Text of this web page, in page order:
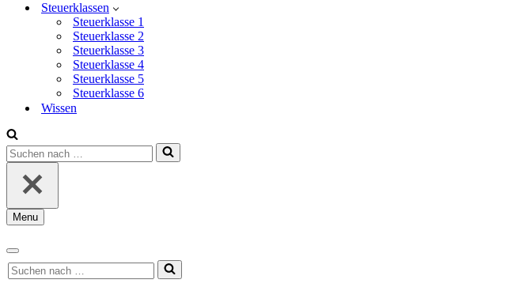
Steuerklassen
Steuerklasse 1
Steuerklasse 2
Steuerklasse 3
Steuerklasse 4
Steuerklasse 5
Steuerklasse 6
Wissen
Suchen
nach …
Menu
Navigationsmenü
Navigationsmenü
Suchen
nach …